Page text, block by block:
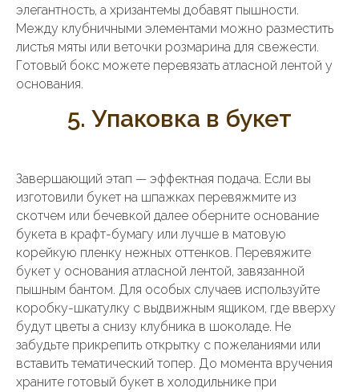
элегантность, а хризантемы добавят пышности.
Между клубничными элементами можно разместить
листья мяты или веточки розмарина для свежести.
Готовый бокс можете перевязать атласной лентой у
основания.
5. Упаковка в букет
Завершающий этап — эффектная подача. Если вы
изготовили букет на шпажках перевяжмите из
скотчем или бечевкой далее оберните основание
букета в крафт-бумагу или лучше в матовую
корейкую пленку нежных оттенков. Перевяжите
букет у основания атласной лентой, завязанной
пышным бантом. Для особых случаев используйте
коробку-шкатулку с выдвижным ящиком, где вверху
будут цветы а снизу клубника в шоколаде. Не
забудьте прикрепить открытку с пожеланиями или
вставить тематический топер. До момента вручения
храните готовый букет в холодильнике при